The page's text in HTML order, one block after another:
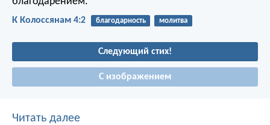
К Колоссянам 4:2 благодарность молитва
Следующий стих!
С изображением
Читать далее